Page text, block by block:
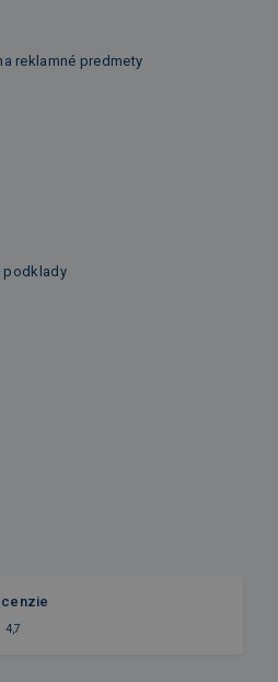
reklamné predmety
podklady
4,7